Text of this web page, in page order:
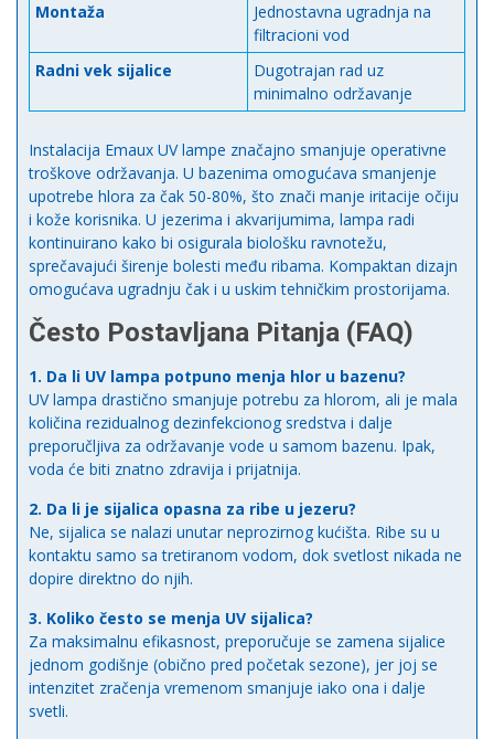
Montaža
Jednostavna ugradnja na
filtracioni vod
Radni vek sijalice
Dugotrajan rad uz
minimalno održavanje
Instalacija Emaux UV lampe značajno smanjuje operativne
troškove održavanja. U bazenima omogućava smanjenje
upotrebe hlora za čak 50-80%, što znači manje iritacije očiju
i kože korisnika. U jezerima i akvarijumima, lampa radi
kontinuirano kako bi osigurala biološku ravnotežu,
sprečavajući širenje bolesti među ribama. Kompaktan dizajn
omogućava ugradnju čak i u uskim tehničkim prostorijama.
Često Postavljana Pitanja (FAQ)
1. Da li UV lampa potpuno menja hlor u bazenu?
UV lampa drastično smanjuje potrebu za hlorom, ali je mala
količina rezidualnog dezinfekcionog sredstva i dalje
preporučljiva za održavanje vode u samom bazenu. Ipak,
voda će biti znatno zdravija i prijatnija.
2. Da li je sijalica opasna za ribe u jezeru?
Ne, sijalica se nalazi unutar neprozirnog kućišta. Ribe su u
kontaktu samo sa tretiranom vodom, dok svetlost nikada ne
dopire direktno do njih.
3. Koliko često se menja UV sijalica?
Za maksimalnu efikasnost, preporučuje se zamena sijalice
jednom godišnje (obično pred početak sezone), jer joj se
intenzitet zračenja vremenom smanjuje iako ona i dalje
svetli.